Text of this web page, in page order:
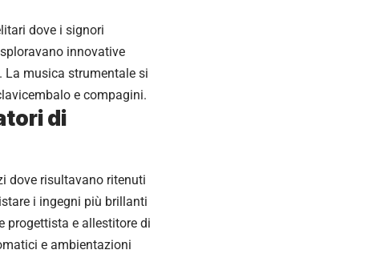
dove i signori
innovative
musica strumentale si
e compagini.
di
dove risultavano ritenuti
i ingegni più brillanti
progettista e allestitore di
e ambientazioni